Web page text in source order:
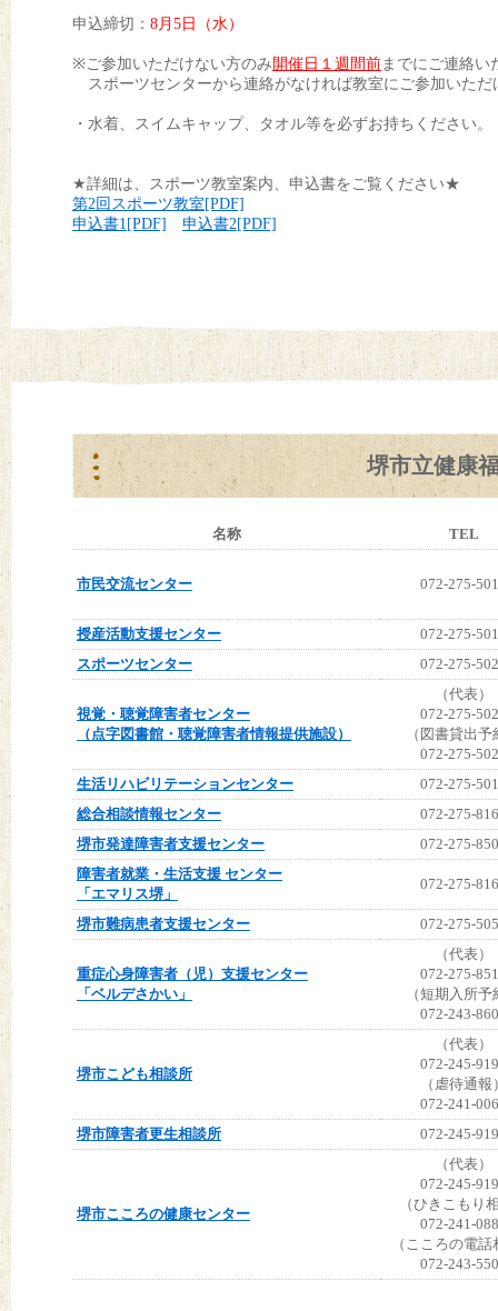
申込締切： 8月5日（水）
※ご参加いただけない方のみ開催日１週間前までにご連絡い
スポーツセンターから連絡がなければ教室にご参加いただ
・水着、スイムキャップ、タオル等を必ずお持ちください。
★詳細は、スポーツ教室案内、申込書をご覧ください★
第2回スポーツ教室[PDF]
申込書1[PDF]
申込書2[PDF]
堺市立健康
名称 TEL
市民交流センター 072-275-
授産活動支援センター
072-275-
スポーツセンター
072-275-
視覚・聴覚障害者センター
（点字図書館・聴覚障害者情報提供施設）
（代表）
072-275-
（図書貸出予
072-275-
生活リハビリテーションセンター
072-275-
総合相談情報センター
072-275-
堺市発達障害者支援センター
072-275-
障害者就業・生活支援 センター
「エマリス堺」
072-275-
堺市難病患者支援センター 072-275-
重症心身障害者（児）支援センター
「ベルデさかい」
（代表）
072-275-
（短期入所予
072-243-
堺市こども相談所
（代表）
072-245-
（虐待通報
072-241-
堺市障害者更生相談所
072-245-
堺市こころの健康センター
（代表）
072-245-
（ひきこもり
072-241-
（こころの電
072-243-